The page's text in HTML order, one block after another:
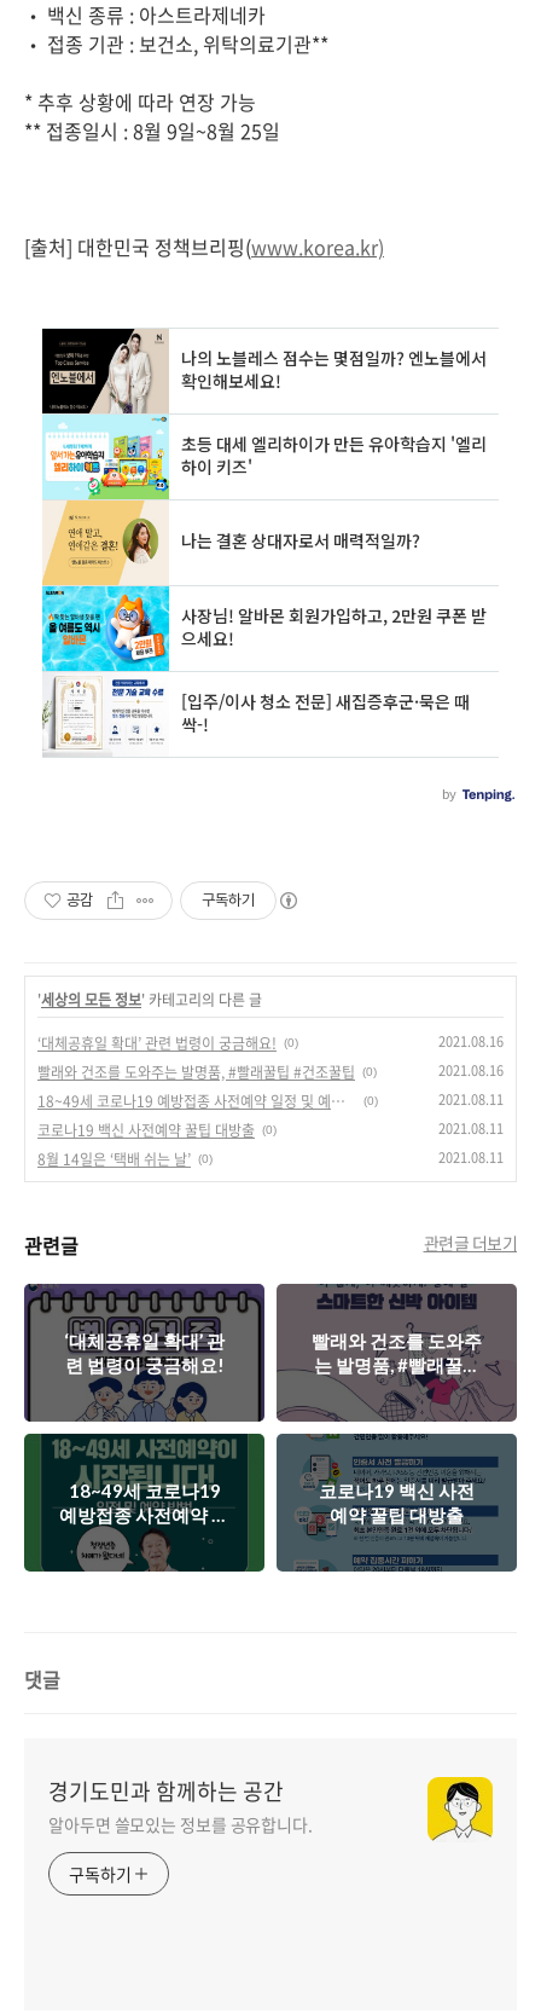
• 백신 종류 : 아스트라제네카
• 접종 기관 : 보건소, 위탁의료기관**
* 추후 상황에 따라 연장 가능
** 접종일시 : 8월 9일~8월 25일
[출처] 대한민국 정책브리핑(www.korea.kr)
공감 구독하기
'세상의 모든 정보' 카테고리의 다른 글
‘대체공휴일 확대’ 관련 법령이 궁금해요!
(0) 2021.08.16
빨래와 건조를 도와주는 발명품, #빨래꿀팁 #건조꿀팁 (0) 2021.08.16
18~49세 코로나19 예방접종 사전예약 일정 및 예약방법, 누리집! (0) 2021.08.11
코로나19 백신 사전예약 꿀팁 대방출 (0) 2021.08.11
8월 14일은 ‘택배 쉬는 날’ (0) 2021.08.11
관련글 관련글 더보기
‘대체공휴일 확대’ 관
련 법령이 궁금해요!
빨래와 건조를 도와주
는 발명품, #빨래꿀팁
#건조꿀팁
18~49세 코로나19
예방접종 사전예약 일
정 및 예약방법, 누리
집!
코로나19 백신 사전
예약 꿀팁 대방출
댓글
경기도민과 함께하는 공간
알아두면 쓸모있는 정보를 공유합니다.
구독하기